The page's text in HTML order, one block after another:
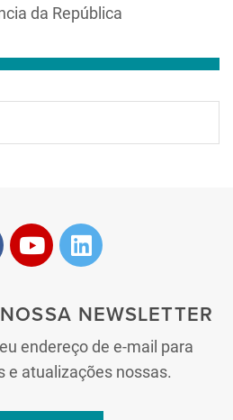
da República
NEWSLETTER
endereço de e-mail para
e atualizações nossas.